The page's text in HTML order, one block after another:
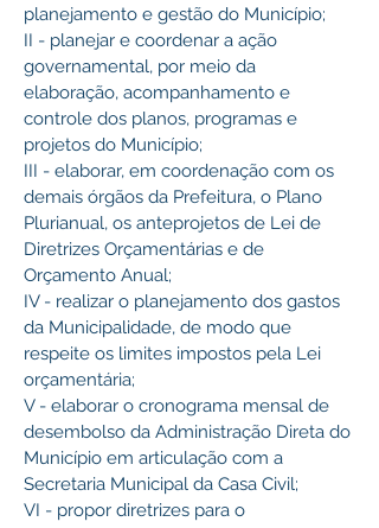
planejamento e gestão do Município;
II - planejar e coordenar a ação
governamental, por meio da
elaboração, acompanhamento e
controle dos planos, programas e
projetos do Município;
III - elaborar, em coordenação com os
demais órgãos da Prefeitura, o Plano
Plurianual, os anteprojetos de Lei de
Diretrizes Orçamentárias e de
Orçamento Anual;
IV - realizar o planejamento dos gastos
da Municipalidade, de modo que
respeite os limites impostos pela Lei
orçamentária;
V - elaborar o cronograma mensal de
desembolso da Administração Direta do
Município em articulação com a
Secretaria Municipal da Casa Civil;
VI - propor diretrizes para o